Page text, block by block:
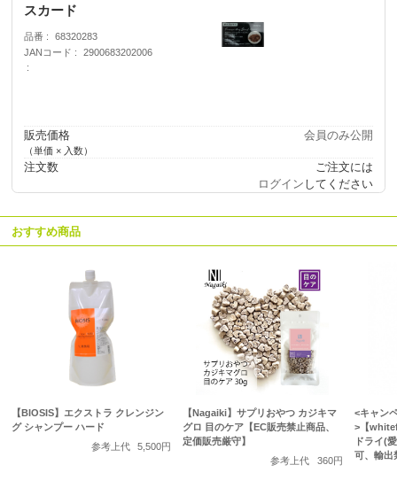
スカード
品番
68320283
JANコード
2900683202006
販売価格
（単価 × 入数）
会員のみ公開
注文数
ご注文には
ログイン してください
おすすめ商品
【BIOSIS】エクストラ クレンジン
グ シャンプー ハード
参考上代
5,500円
【Nagaiki】サプリおやつ カジキマ
グロ 目のケア【EC販売禁止商品、
定価販売厳守】
参考上代
360円
<キャン
>【
ドライ(
可、輸出